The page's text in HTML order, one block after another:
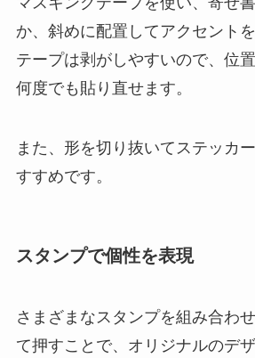
か、斜めに配置してアクセント
テープは剥がしやすいので、位
何度でも貼り直せます。
また、形を切り抜いてステッカ
すすめです。
スタンプで個性を表現
さまざまなスタンプを組み合わ
て押すことで、オリジナルのデ